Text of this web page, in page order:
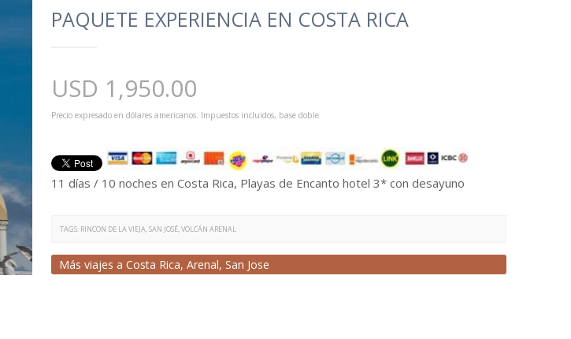
PAQUETE EXPERIENCIA EN COSTA RICA
USD 1,950.00
Precio expresado en dólares americanos. Impuestos incluidos, base doble
11 días / 10 noches en Costa Rica, Playas de Encanto hotel 3* con desayuno
TAGS: RINCON DE LA VIEJA,SAN JOSÉ,VOLCÁN ARENAL
Más viajes a Costa Rica, Arenal, San Jose